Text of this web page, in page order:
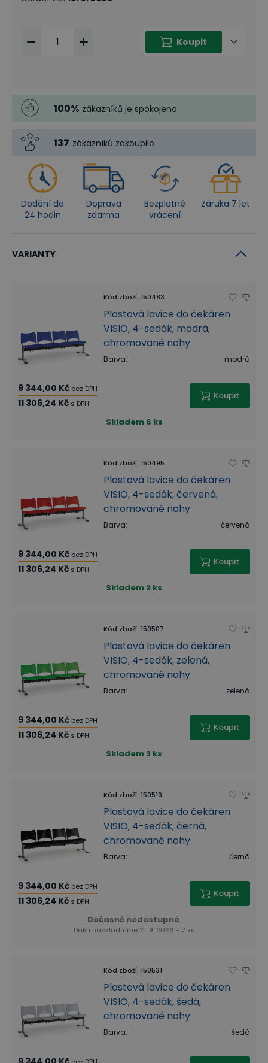
Koupit
100% zákazníků je spokojeno
137 zákazníků zakoupilo
Dodání do
24 hodin
Doprava
zdarma
Bezplatné
vrácení
Záruka 7 let
VARIANTY
Kód zboží: 150483
Plastová lavice do čekáren
VISIO, 4-sedák, modrá,
chromované nohy
Barva: modrá
9 344,00 Kč bez DPH
11 306,24 Kč s DPH
Koupit
Skladem 6 ks
Kód zboží: 150495
Plastová lavice do čekáren
VISIO, 4-sedák, červená,
chromované nohy
Barva: červená
9 344,00 Kč bez DPH
11 306,24 Kč s DPH
Koupit
Skladem 2 ks
Kód zboží: 150507
Plastová lavice do čekáren
VISIO, 4-sedák, zelená,
chromované nohy
Barva: zelená
9 344,00 Kč bez DPH
11 306,24 Kč s DPH
Koupit
Skladem3 ks
Kód zboží: 150519
Plastová lavice do čekáren
VISIO, 4-sedák, černá,
chromované nohy
Barva: černá
9 344,00 Kč bez DPH
11 306,24 Kč s DPH
Koupit
Dočasně nedostupné
Další naskladníme 21. 9. 2026 - 2 ks
Kód zboží: 150531
Plastová lavice do čekáren
VISIO, 4-sedák, šedá,
chromované nohy
Barva: šedá